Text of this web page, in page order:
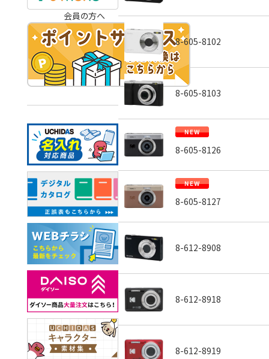
8-605-8102
8-605-8103
8-605-8126
8-605-8127
8-612-8908
8-612-8918
8-612-8919
会員の方へ